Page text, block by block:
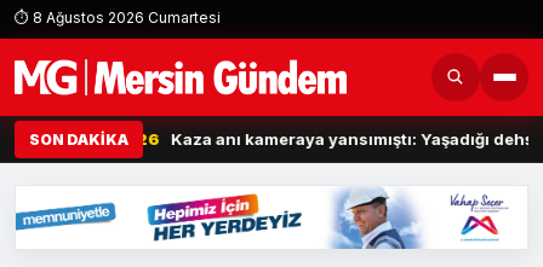
⏱ 8 Ağustos 2026 Cumartesi
SON DAKİKA
yaralı07:26 Kaza anı kameraya yansımıştı: Yaşadığı dehşet